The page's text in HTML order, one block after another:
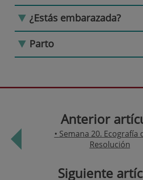
¿Estás embarazada?
Parto
Anterior
Semana 20. Ecografía
Resolución
Siguiente